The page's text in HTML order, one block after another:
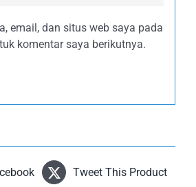
email, dan situs web saya pada
komentar saya berikutnya.
Tweet This Product